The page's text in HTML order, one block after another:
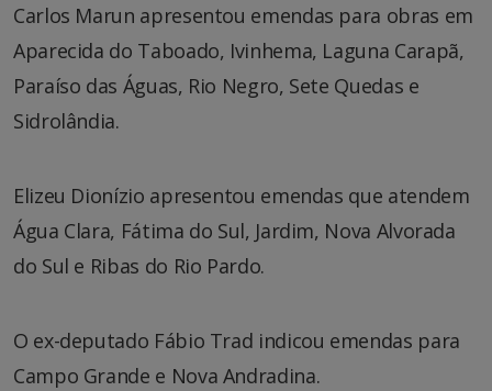
Carlos Marun apresentou emendas para obras em
Aparecida do Taboado, Ivinhema, Laguna Carapã,
Paraíso das Águas, Rio Negro, Sete Quedas e
Sidrolândia.
Elizeu Dionízio apresentou emendas que atendem
Água Clara, Fátima do Sul, Jardim, Nova Alvorada
do Sul e Ribas do Rio Pardo.
O ex-deputado Fábio Trad indicou emendas para
Campo Grande e Nova Andradina.